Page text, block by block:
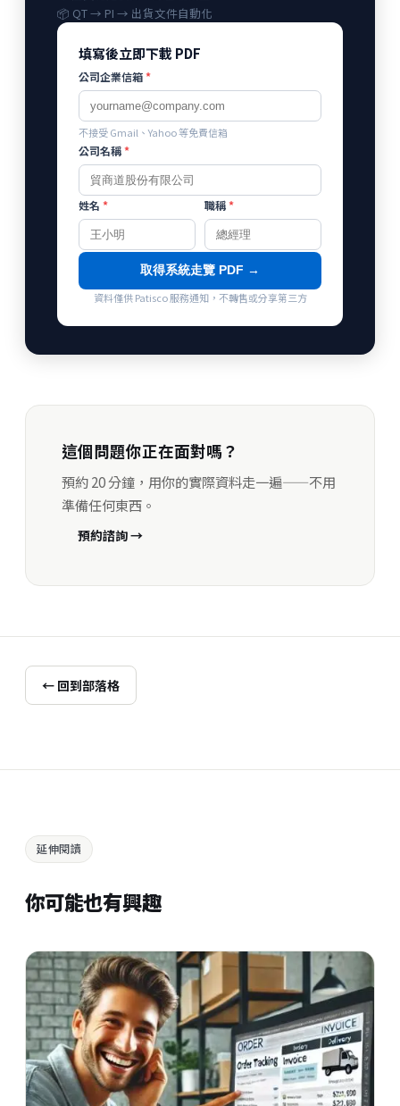
📦 QT → PI → 出貨文件自動化
填寫後立即下載 PDF
公司企業信箱*
不接受 Gmail、Yahoo 等免費信箱
公司名稱*
姓名 * 職稱*
取得系統走覽 PDF →
資料僅供 Patisco 服務通知，不轉售或分享第三方
這個問題你正在面對嗎？
預約 20 分鐘，用你的實際資料走一遍——不用
準備任何東西。
預約諮詢 →
← 回到部落格
延伸閱讀
你可能也有興趣